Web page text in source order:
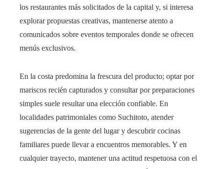
los restaurantes más solicitados de la capital y, si interesa
explorar propuestas creativas, mantenerse atento a
comunicados sobre eventos temporales donde se ofrecen
menús exclusivos.
En la costa predomina la frescura del producto; optar por
mariscos recién capturados y consultar por preparaciones
simples suele resultar una elección confiable. En
localidades patrimoniales como Suchitoto, atender
sugerencias de la gente del lugar y descubrir cocinas
familiares puede llevar a encuentros memorables. Y en
cualquier trayecto, mantener una actitud respetuosa con el